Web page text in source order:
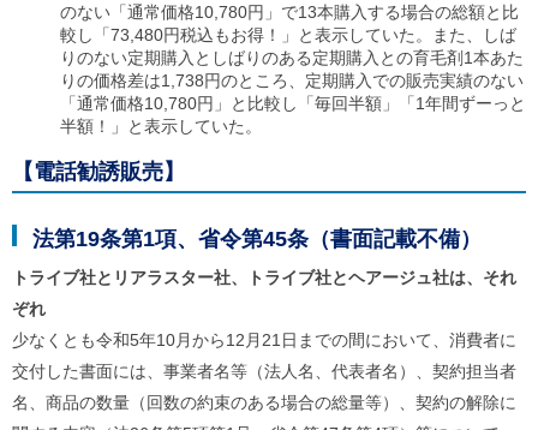
のない「通常価格10,780円」で13本購入する場合の総額と比
較し「73,480円税込もお得！」と表示していた。また、しば
りのない定期購入としばりのある定期購入との育毛剤1本あた
りの価格差は1,738円のところ、定期購入での販売実績のない
「通常価格10,780円」と比較し「毎回半額」「1年間ずーっと
半額！」と表示していた。
【電話勧誘販売】
法第19条第1項、省令第45条（書面記載不備）
トライブ社とリアラスター社、トライブ社とヘアージュ社は、それ
ぞれ
少なくとも令和5年10月から12月21日までの間において、消費者に
交付した書面には、事業者名等（法人名、代表者名）、契約担当者
名、商品の数量（回数の約束のある場合の総量等）、契約の解除に